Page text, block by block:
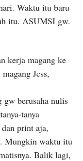
Waktu itu baru
itu. ASUMSI gw.
kerja magang ke
Jess,
gw berusaha nulis
tanya
print aja,
Mungkin waktu itu
Balik lagi,